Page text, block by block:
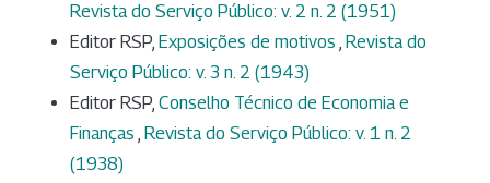
Revista do Serviço Público: v. 2 n. 2 (1951)
Editor RSP, Exposições de motivos , Revista do
Serviço Público: v. 3 n. 2 (1943)
Editor RSP, Conselho Técnico de Economia e
Finanças , Revista do Serviço Público: v. 1 n. 2
(1938)